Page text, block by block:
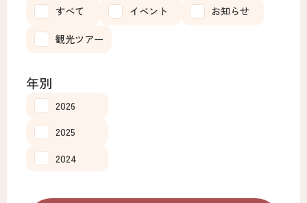
すべて イベント
お知らせ
観光ツアー
年別
2026
2025
2024